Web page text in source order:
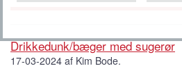
Drikkedunk/bæger med sugerør
17-03-2024 af Kim Bode.